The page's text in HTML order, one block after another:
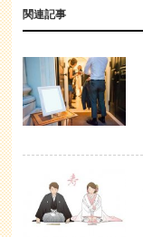
関連記事